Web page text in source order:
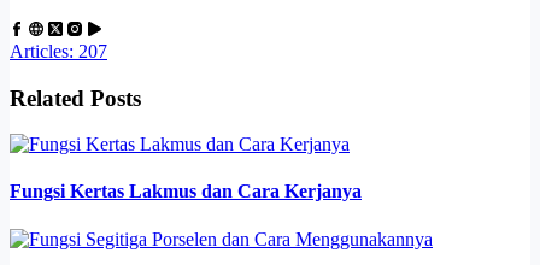
Articles: 207
Related Posts
Fungsi Kertas Lakmus dan Cara Kerjanya